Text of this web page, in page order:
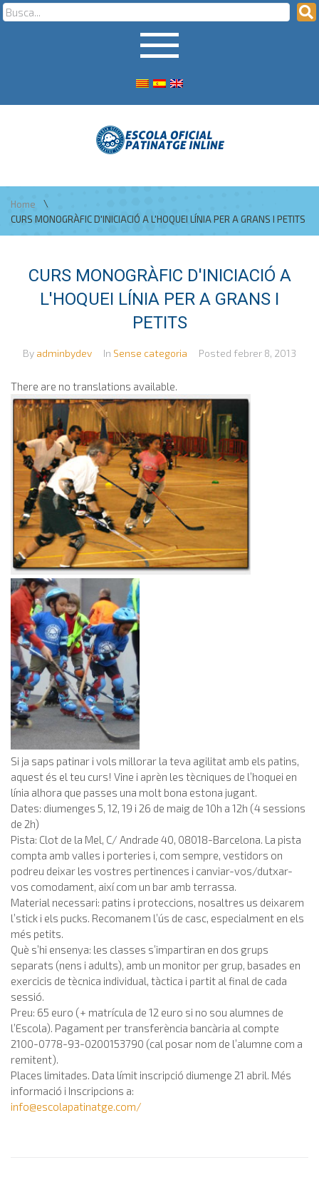
Home
\
CURS MONOGRÀFIC D'INICIACIÓ A L'HOQUEI LÍNIA PER A GRANS I PETITS
CURS MONOGRÀFIC D'INICIACIÓ A
L'HOQUEI LÍNIA PER A GRANS I
PETITS
By adminbydev In Sense categoria Posted febrer 8, 2013
There are no translations available.
Si ja saps patinar i vols millorar la teva agilitat amb els patins,
aquest és el teu curs! Vine i aprèn les tècniques de l’hoquei en
línia alhora que passes una molt bona estona jugant.
Dates: diumenges 5, 12, 19 i 26 de maig de 10h a 12h (4 sessions
de 2h)
Pista: Clot de la Mel, C/ Andrade 40, 08018-Barcelona. La pista
compta amb valles i porteries i, com sempre, vestidors on
podreu deixar les vostres pertinences i canviar-vos/dutxar-
vos comodament, així com un bar amb terrassa.
Material necessari: patins i proteccions, nosaltres us deixarem
l’stick i els pucks. Recomanem l’ús de casc, especialment en els
més petits.
Què s’hi ensenya: les classes s’impartiran en dos grups
separats (nens i adults), amb un monitor per grup, basades en
exercicis de tècnica individual, tàctica i partit al final de cada
sessió.
Preu: 65 euro (+ matrícula de 12 euro si no sou alumnes de
l’Escola). Pagament per transferència bancària al compte
2100-0778-93-0200153790 (cal posar nom de l’alumne com a
remitent).
Places limitades. Data límit inscripció diumenge 21 abril. Més
informació i Inscripcions a:
info@escolapatinatge.com/